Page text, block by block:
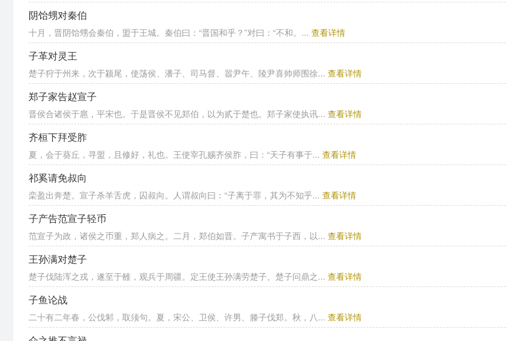
阴饴甥对秦伯
十月，晋阴饴甥会秦伯，盟于王城。秦伯曰：“晋国和乎？”对曰：“不和。... 查看详情
子革对灵王
楚子狩于州来，次于颍尾，使荡侯、潘子、司马督、嚣尹午、陵尹喜帅师围徐... 查看详情
郑子家告赵宣子
晋侯合诸侯于扈，平宋也。于是晋侯不见郑伯，以为贰于楚也。郑子家使执讯... 查看详情
齐桓下拜受胙
夏，会于葵丘，寻盟，且修好，礼也。王使宰孔赐齐侯胙，曰：“天子有事于... 查看详情
祁奚请免叔向
栾盈出奔楚。宣子杀羊舌虎，囚叔向。人谓叔向曰：“子离于罪，其为不知乎... 查看详情
子产告范宣子轻币
范宣子为政，诸侯之币重，郑人病之。二月，郑伯如晋。子产寓书于子西，以... 查看详情
王孙满对楚子
楚子伐陆浑之戎，遂至于雒，观兵于周疆。定王使王孙满劳楚子。楚子问鼎之... 查看详情
子鱼论战
二十有二年春，公伐邾，取须句。夏，宋公、卫侯、许男、滕子伐郑。秋，八... 查看详情